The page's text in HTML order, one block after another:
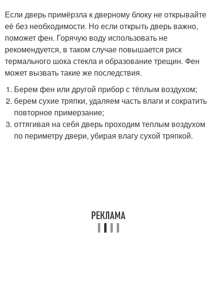
Если дверь примёрзла к дверному блоку не открывайте
её без необходимости. Но если открыть дверь важно,
поможет фен. Горячую воду использовать не
рекомендуется, в таком случае повышается риск
термального шока стекла и образование трещин. Фен
может вызвать такие же последствия.
Берем фен или другой прибор с тёплым воздухом;
берем сухие тряпки, удаляем часть влаги и сократить
повторное примерзание;
оттягивая на себя дверь проходим теплым воздухом
по периметру двери, убирая влагу сухой тряпкой.